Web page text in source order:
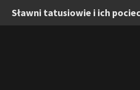
Sławni tatusiowie i ich